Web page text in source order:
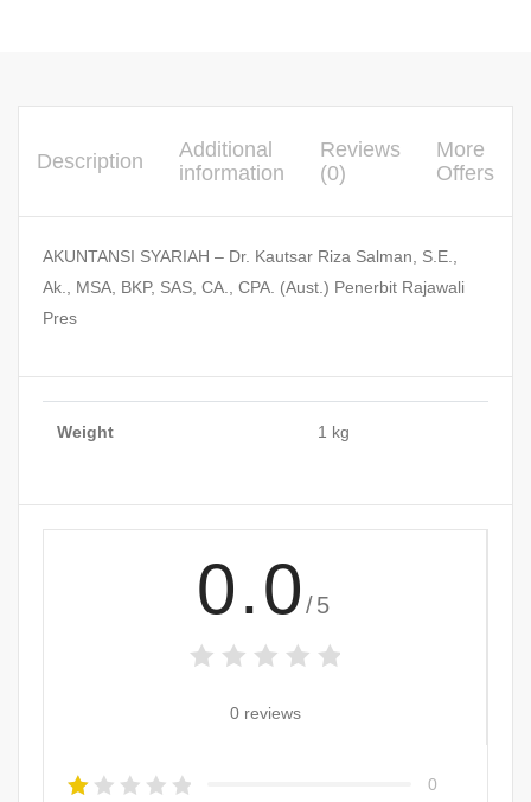
Description
Additional
information
Reviews
(0)
More
Offers
AKUNTANSI SYARIAH – Dr. Kautsar Riza Salman, S.E.,
Ak., MSA, BKP, SAS, CA., CPA. (Aust.) Penerbit Rajawali
Pres
Weight 1 kg
0.0 /5
0 reviews
0